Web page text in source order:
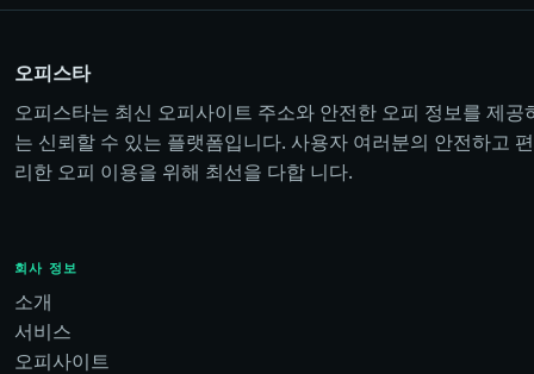
오피스타
오피스타는 최신 오피사이트 주소와 안전한 오피 정보를 제공
는 신뢰할 수 있는 플랫폼입니다. 사용자 여러분의 안전하고 편
리한 오피 이용을 위해 최선을 다합 니다.
회사 정보
소개
서비스
오피사이트